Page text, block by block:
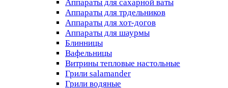
Аппараты для сахарной ваты
Аппараты для трдельников
Аппараты для хот-догов
Аппараты для шаурмы
Блинницы
Вафельницы
Витрины тепловые настольные
Грили salamander
Грили водяные